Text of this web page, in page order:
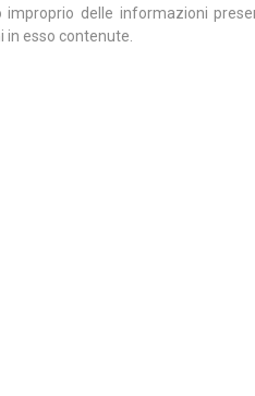
delle informazioni
esso contenute.